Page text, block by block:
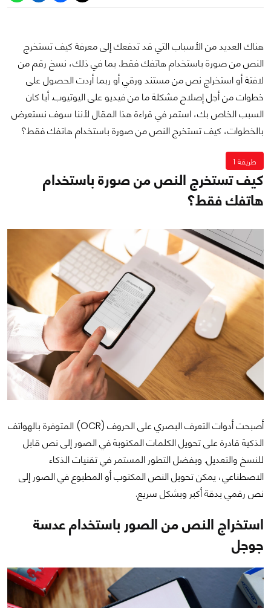
هناك العديد من الأسباب التي قد تدفعك إلى معرفةكيف تستخرج
النص من صورة باستخدام هاتفك فقط. بما في ذلك، نسخ رقم من
لافتة أو استخراج نص من مستند ورقي أو ربما أردت الحصول على
خطوات من أجل إصلاح مشكلة ما من فيديو على اليوتيوب. أيا كان
السبب الخاص بك، استمر في قراءة هذا المقال لأننا سوف نستعرض
بالخطوات، كيف تستخرج النص من صورة باستخدام هاتفك فقط؟
طريقة 1
كيف تستخرج النص من صورة باستخدام
هاتفك فقط؟
أصبحت أدوات التعرف البصري على الحروف (OCR) المتوفرة بالهواتف
الذكية قادرة على تحويل الكلمات المكتوبة في الصور إلى نص قابل
للنسخ والتعديل. وبفضل التطور المستمر في تقنيات الذكاء
الاصطناعي، يمكن تحويل النص المكتوب أو المطبوع في الصور إلى
نص رقمي بدقة أكبر وبشكل سريع.
استخراج النص من الصور باستخدام عدسة
جوجل